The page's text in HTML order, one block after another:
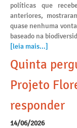
políticas que
anteriores,
quase nenhuma
baseado na
[leia mais...]
Quinta
Projeto
responder
14/06/2026